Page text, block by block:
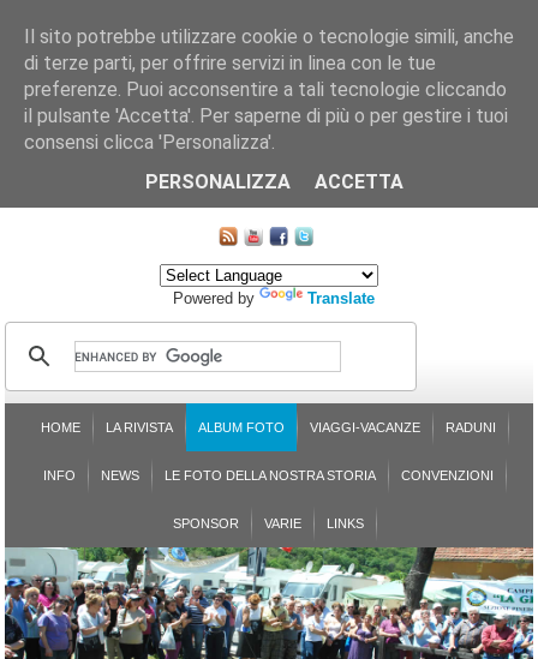
CHI SIAMO LE SEZIONI ASSICURGRANDA
ISCRIZIONE L'AVVOCATO RISPONDE SONDAGGI
Powered by Translate
HOME LA RIVISTA ALBUM FOTO VIAGGI-VACANZE RADUNI
INFO NEWS LE FOTO DELLA NOSTRA STORIA CONVENZIONI
SPONSOR VARIE LINKS
Il sito potrebbe utilizzare cookie o tecnologie simili, anche
di terze parti, per offrire servizi in linea con le tue
preferenze. Puoi acconsentire a tali tecnologie cliccando
il pulsante 'Accetta'. Per saperne di più o per gestire i tuoi
consensi clicca 'Personalizza'.
PERSONALIZZA
ACCETTA